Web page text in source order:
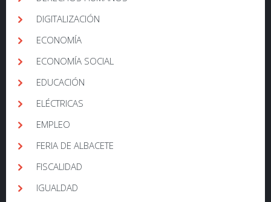
DIGITALIZACIÓN
ECONOMÍA
ECONOMÍA SOCIAL
EDUCACIÓN
ELÉCTRICAS
EMPLEO
FERIA DE ALBACETE
FISCALIDAD
IGUALDAD